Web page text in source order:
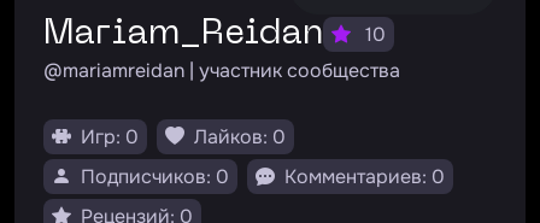
Mariam_Reidan
10
@mariamreidan | участник сообщества
Игр: 0
Лайков: 0
Подписчиков: 0
Комментариев: 0
Рецензий: 0